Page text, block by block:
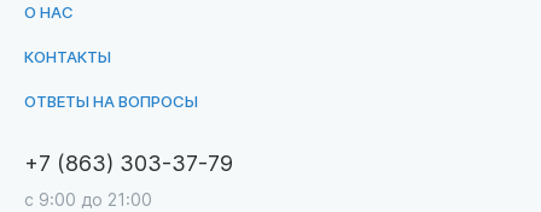
О НАС
КОНТАКТЫ
ОТВЕТЫ НА ВОПРОСЫ
+7 (863) 303-37-79
с 9:00 до 21:00